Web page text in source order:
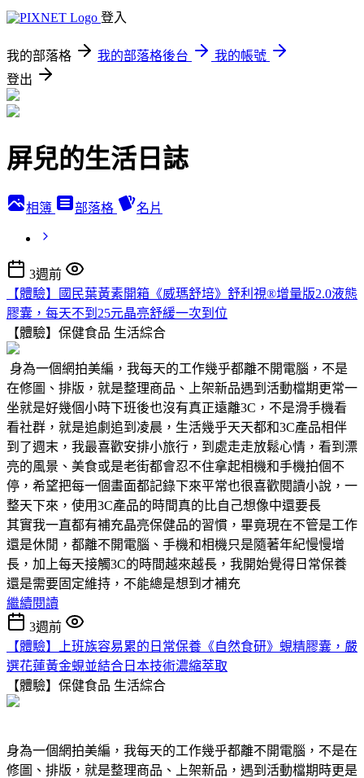
登入
我的部落格 我的部落格後台
我的帳號
登出
屏兒的生活日誌
相簿 部落格 名片
3週前
【體驗】國民葉黃素開箱《威瑪舒培》舒利視®增量版2.0液態
膠囊，每天不到25元晶亮舒緩一次到位
【體驗】保健食品 生活綜合
身為一個網拍美編，我每天的工作幾乎都離不開電腦，不是
在修圖、排版，就是整理商品、上架新品遇到活動檔期更常一
坐就是好幾個小時下班後也沒有真正遠離3C，不是滑手機看
看社群，就是追劇追到凌晨，生活幾乎天天都和3C產品相伴
到了週末，我最喜歡安排小旅行，到處走走放鬆心情，看到漂
亮的風景、美食或是老街都會忍不住拿起相機和手機拍個不
停，希望把每一個畫面都記錄下來平常也很喜歡閱讀小說，一
整天下來，使用3C產品的時間真的比自己想像中還要長
其實我一直都有補充晶亮保健品的習慣，畢竟現在不管是工作
還是休閒，都離不開電腦、手機和相機只是隨著年紀慢慢增
長，加上每天接觸3C的時間越來越長，我開始覺得日常保養
還是需要固定維持，不能總是想到才補充
繼續閱讀
3週前
【體驗】上班族容易累的日常保養《自然食研》蜆精膠囊，嚴
選花蓮黃金蜆並結合日本技術濃縮萃取
【體驗】保健食品 生活綜合
身為一個網拍美編，我每天的工作幾乎都離不開電腦，不是在
修圖、排版，就是整理商品、上架新品，遇到活動檔期時更是